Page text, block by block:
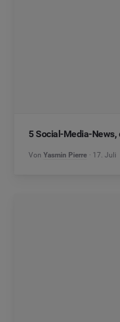
5 Social-Media-
Von Yasmin Pierre 17. Juli